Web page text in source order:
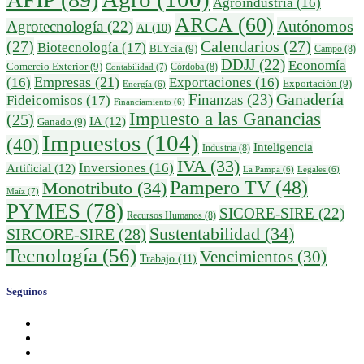
Agrotecnología (22) AI (10) ARCA (60) Autónomos
(27) Biotecnología (17) BLYcia (9) Calendarios (27) Campo (8)
Comercio Exterior(9) Contabilidad (7) Córdoba (8) DDJJ (22) Economía
(16) Empresas (21) Energía (6) Exportaciones (16) Exportación (9)
Fideicomisos (17) Financiamiento (6) Finanzas (23)Ganadería
(25) Ganado (9) IA (12) Impuesto a las Ganancias
(40) Impuestos (104) Industria (8) Inteligencia
Artificial (12) Inversiones (16) IVA (33) La Pampa (6) Legales (6)
Maíz (7) Monotributo (34)Pampero TV (48)
PYMES (78) Recursos Humanos (8) SICORE-SIRE (22)
SIRCORE-SIRE (28) Sustentabilidad (34)
Tecnología (56) Trabajo (11) Vencimientos (30)
Seguinos